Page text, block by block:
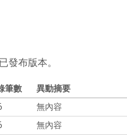
發布版本。
筆數 異動摘要
無內容
無內容